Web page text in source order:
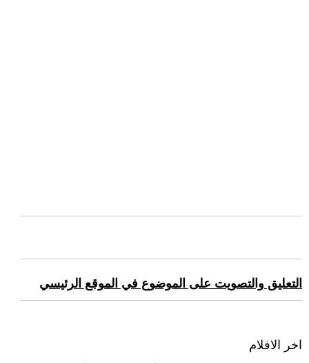
التعليق والتصويت على الموضوع في الموقع الرئيسي
اخر الافلام